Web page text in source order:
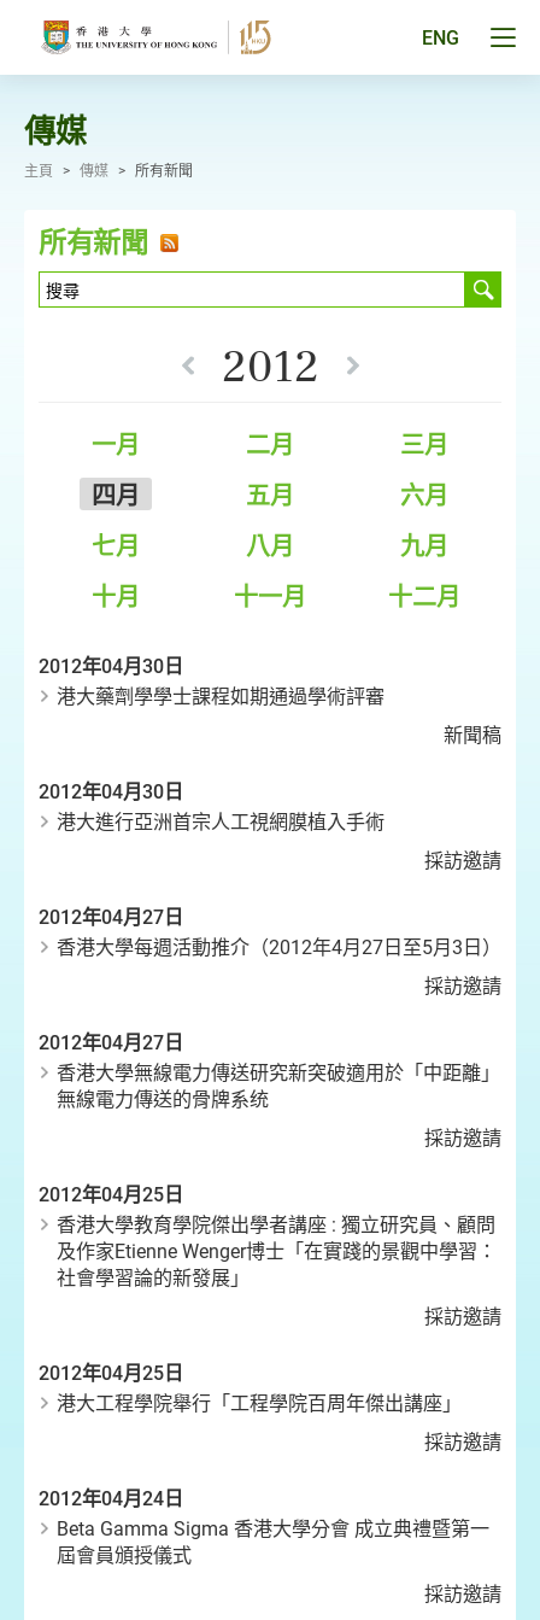
ENG
傳媒
主頁 > 傳媒 > 所有新聞
所有新聞
2012
一月 二月
三月
四月
五月
六月
七月
八月
九月
十月
十一月 十二月
2012年04月30日
港大藥劑學學士課程如期通過學術評審
新聞稿
2012年04月30日
港大進行亞洲首宗人工視網膜植入手術
採訪邀請
2012年04月27日
香港大學每週活動推介（2012年4月27日至5月3日）
採訪邀請
2012年04月27日
香港大學無線電力傳送研究新突破適用於「中距離」
無線電力傳送的骨牌系统
採訪邀請
2012年04月25日
香港大學教育學院傑出學者講座 : 獨立研究員、顧問
及作家Etienne Wenger博士「在實踐的景觀中學習：
社會學習論的新發展」
採訪邀請
2012年04月25日
港大工程學院舉行「工程學院百周年傑出講座」
採訪邀請
2012年04月24日
Beta Gamma Sigma 香港大學分會 成立典禮暨第一
屆會員頒授儀式
採訪邀請